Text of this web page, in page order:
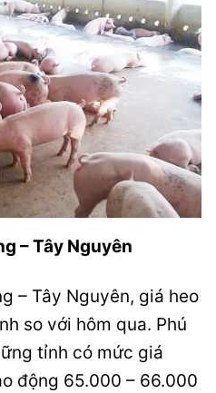
– Tây Nguyên
– Tây Nguyên, giá heo
so với hôm qua. Phú
tỉnh có mức giá
động 65.000 – 66.000